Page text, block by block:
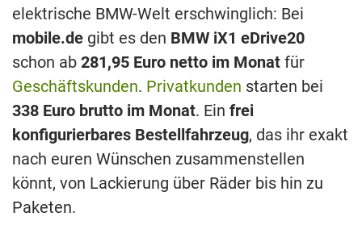
elektrische BMW-Welt erschwinglich: Bei
mobile.de gibt es den BMW iX1 eDrive20
schon ab 281,95 Euro netto im Monat für
Geschäftskunden. Privatkunden starten bei
338 Euro brutto im Monat. Ein frei
konfigurierbares Bestellfahrzeug, das ihr exakt
nach euren Wünschen zusammenstellen
könnt, von Lackierung über Räder bis hin zu
Paketen.